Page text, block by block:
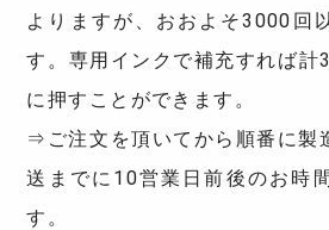
よりますが、おおよそ3000回
す。専用インクで補充すれば計
に押すことができます。
⇒ご注文を頂いてから順番に製
送までに10営業日前後のお時
す。